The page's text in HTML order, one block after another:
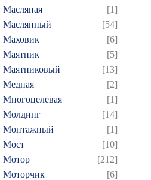
Масляная
[1]
Маслянный
[54]
Маховик
[6]
Маятник
[5]
Маятниковый
[13]
Медная
[2]
Многоцелевая
[1]
Молдинг
[14]
Монтажный
[1]
Мост
[10]
Мотор
[212]
Моторчик
[6]